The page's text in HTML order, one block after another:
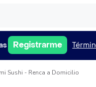
Registrarme
Sushi - Renca a Domicilio